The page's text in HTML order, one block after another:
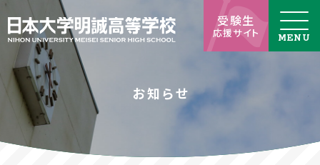
受験生
応援サイト
お知らせ